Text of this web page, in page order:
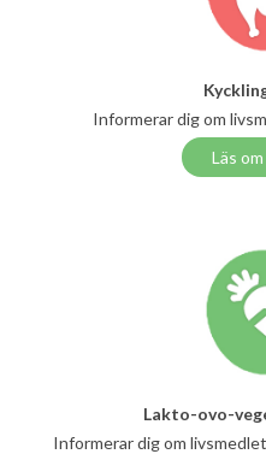
Informerar dig om
Läs
Lakto-ovo-
Informerar dig om